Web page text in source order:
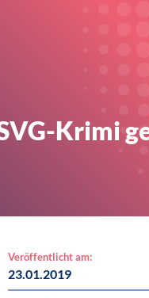
Krimi
Veröffentlicht am:
23.01.2019